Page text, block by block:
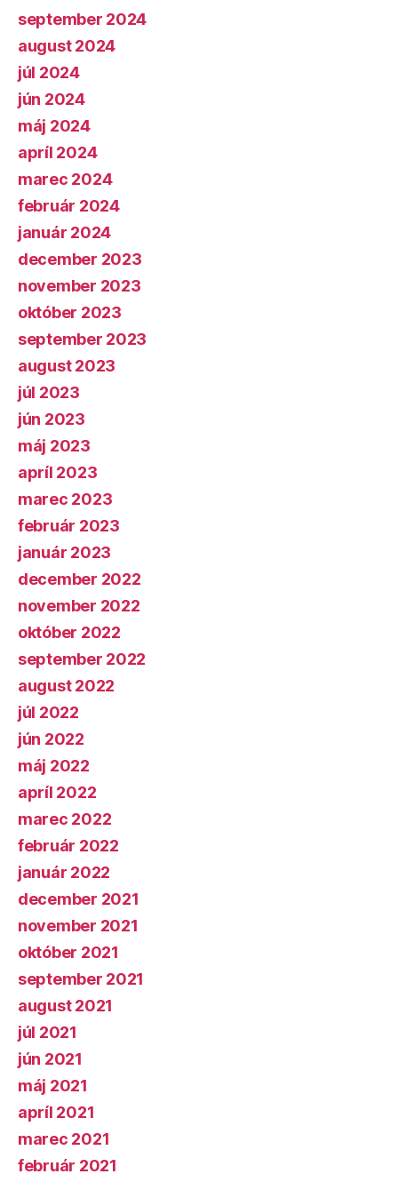
september 2024
august 2024
júl 2024
jún 2024
máj 2024
apríl 2024
marec 2024
február 2024
január 2024
december 2023
november 2023
október 2023
september 2023
august 2023
júl 2023
jún 2023
máj 2023
apríl 2023
marec 2023
február 2023
január 2023
december 2022
november 2022
október 2022
september 2022
august 2022
júl 2022
jún 2022
máj 2022
apríl 2022
marec 2022
február 2022
január 2022
december 2021
november 2021
október 2021
september 2021
august 2021
júl 2021
jún 2021
máj 2021
apríl 2021
marec 2021
február 2021